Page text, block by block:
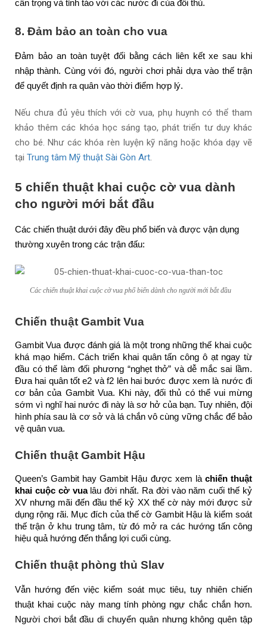
cẩn trọng và tỉnh táo với các nước đi của đối thủ.
8. Đảm bảo an toàn cho vua
Đảm bảo an toàn tuyệt đối bằng cách liên kết xe sau khi
nhập thành. Cùng với đó, người chơi phải dựa vào thế trận
để quyết định ra quân vào thời điểm hợp lý.
Nếu chưa đủ yêu thích với cờ vua, phụ huynh có thể tham
khảo thêm các khóa học sáng tạo, phát triển tư duy khác
cho bé. Như các khóa rèn luyện kỹ năng hoặc khóa dạy vẽ
tại Trung tâm Mỹ thuật Sài Gòn Art.
5 chiến thuật khai cuộc cờ vua dành
cho người mới bắt đầu
Các chiến thuật dưới đây đều phổ biến và được vận dụng
thường xuyên trong các trận đấu:
Các chiến thuật khai cuộc cờ vua phổ biến dành cho người mới bắt đầu
Chiến thuật Gambit Vua
Gambit Vua được đánh giá là một trong những thế khai cuộc
khá mạo hiểm. Cách triển khai quân tấn công ô ạt ngay từ
đầu có thể làm đối phương “nghẹt thở” và dễ mắc sai lầm.
Đưa hai quân tốt e2 và f2 lên hai bước được xem là nước đi
cơ bản của Gambit Vua. Khi này, đối thủ có thể vui mừng
sớm vì nghĩ hai nước đi này là sơ hở của bạn. Tuy nhiên, đội
hình phía sau là cơ sở và lá chắn vô cùng vững chắc để bảo
vệ quân vua.
Chiến thuật Gambit Hậu
Queen’s Gambit hay Gambit Hậu được xem là chiến thuật
khai cuộc cờ vua lâu đời nhất. Ra đời vào năm cuối thế kỷ
XV nhưng mãi đến đầu thế kỷ XX thế cờ này mới được sử
dụng rộng rãi. M ục đích của thế cờ Gambit Hậu là kiểm soát
thế trận ở khu trung tâm, từ đó mở ra các hướng tấn công
hiệu quả hướng đến thắng lợi cuối cùng.
Chiến thuật phòng thủ Slav
Vẫn hướng đến việc kiểm soát mục tiêu, tuy nhiên chiến
thuật khai cuộc này mang tính phòng ngự chắc chắn hơn.
Người chơi bắt đầu di chuyển quân nhưng không quên tập